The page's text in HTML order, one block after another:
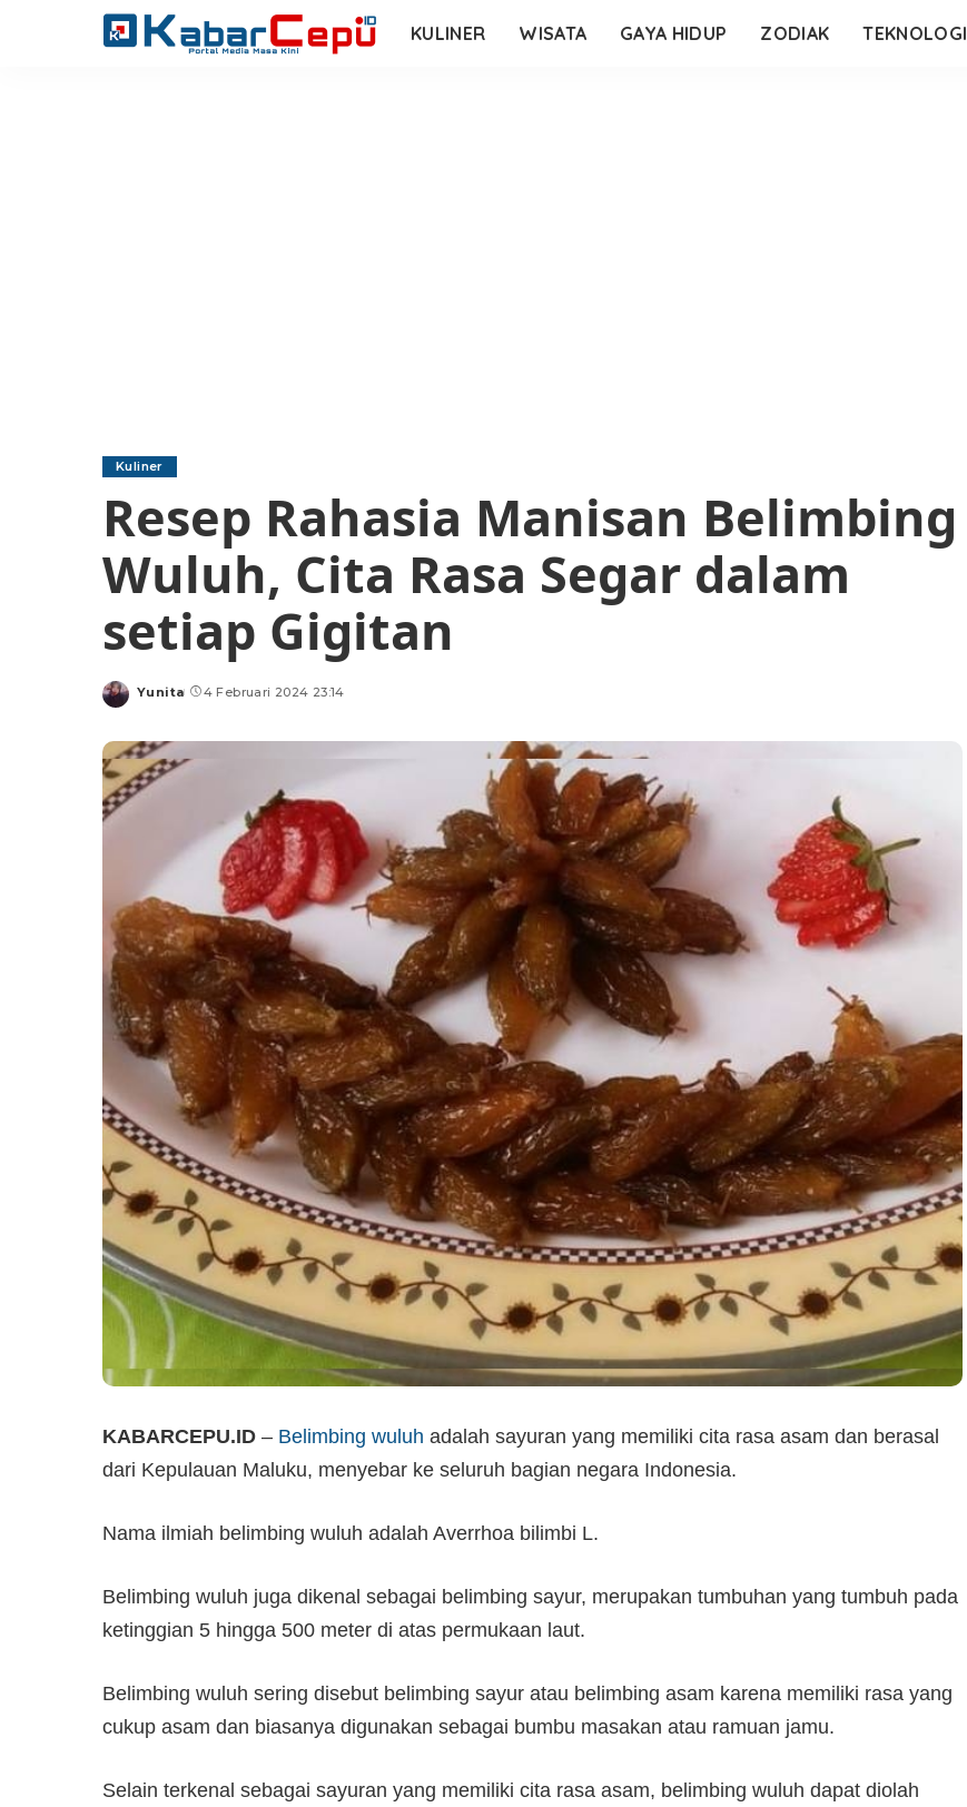
KULINER WISATA GAYA HIDUP ZODIAK TEKNOLOGI
Kuliner
Resep Rahasia Manisan Belimbing
Wuluh, Cita Rasa Segar dalam
setiap Gigitan
Posted
Yunita 4 Februari 2024 23:14
KABARCEPU.ID – Belimbing wuluh adalah sayuran yang memiliki cita rasa asam dan berasal
dari Kepulauan Maluku, menyebar ke seluruh bagian negara Indonesia.
Nama ilmiah belimbing wuluh adalah Averrhoa bilimbi L.
Belimbing wuluh juga dikenal sebagai belimbing sayur, merupakan tumbuhan yang tumbuh pada
ketinggian 5 hingga 500 meter di atas permukaan laut.
Belimbing wuluh sering disebut belimbing sayur atau belimbing asam karena memiliki rasa yang
cukup asam dan biasanya digunakan sebagai bumbu masakan atau ramuan jamu.
Selain terkenal sebagai sayuran yang memiliki cita rasa asam, belimbing wuluh dapat diolah